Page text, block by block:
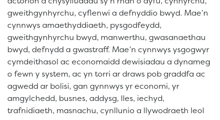
gweithgynhyrchu, cyflenwi a defnyddio bwyd. Mae’n
cynnwys amaethyddiaeth, pysgodfeydd,
gweithgynhyrchu bwyd, manwerthu, gwasanaethau
bwyd, defnydd a gwastraff. Mae’n cynnwys ysgogwyr
cymdeithasol ac economaidd dewisiadau a dynameg
o fewn y system, ac yn torri ar draws pob graddfa ac
agwedd ar bolisi, gan gynnwys yr economi, yr
amgylchedd, busnes, addysg, lles, iechyd,
trafnidiaeth, masnachu, cynllunio a llywodraeth leol